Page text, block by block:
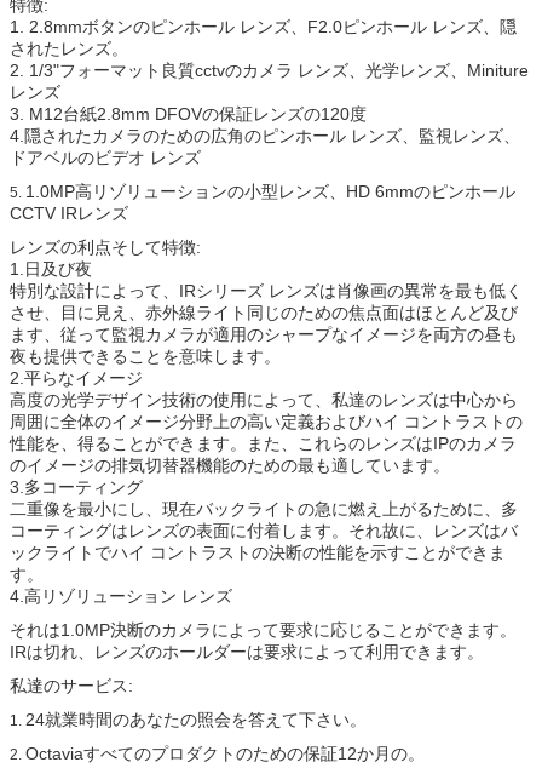
特徴:
1. 2.8mmボタンのピンホール レンズ、F2.0ピンホール レンズ、隠
されたレンズ。
2. 1/3"フォーマット良質cctvのカメラ レンズ、光学レンズ、Miniture
レンズ
3. M12台紙2.8mm DFOVの保証レンズの120度
4.隠されたカメラのための広角のピンホール レンズ、監視レンズ、
ドアベルのビデオ レンズ
5. 1.0MP高リゾリューションの小型レンズ、HD 6mmのピンホール
CCTV IRレンズ
レンズの利点そして特徴:
1.日及び夜
特別な設計によって、IRシリーズ レンズは肖像画の異常を最も低く
させ、目に見え、赤外線ライト同じのための焦点面はほとんど及び
ます、従って監視カメラが適用のシャープなイメージを両方の昼も
夜も提供できることを意味します。
2.平らなイメージ
高度の光学デザイン技術の使用によって、私達のレンズは中心から
周囲に全体のイメージ分野上の高い定義およびハイ コントラストの
性能を、得ることができます。また、これらのレンズはIPのカメラ
のイメージの排気切替器機能のための最も適しています。
3.多コーティング
二重像を最小にし、現在バックライトの急に燃え上がるために、多
コーティングはレンズの表面に付着します。それ故に、レンズはバ
ックライトでハイ コントラストの決断の性能を示すことができま
す。
4.高リゾリューション レンズ
それは1.0MP決断のカメラによって要求に応じることができます。
IRは切れ、レンズのホールダーは要求によって利用できます。
私達のサービス:
1. 24就業時間のあなたの照会を答えて下さい。
2. Octaviaすべてのプロダクトのための保証12か月の。